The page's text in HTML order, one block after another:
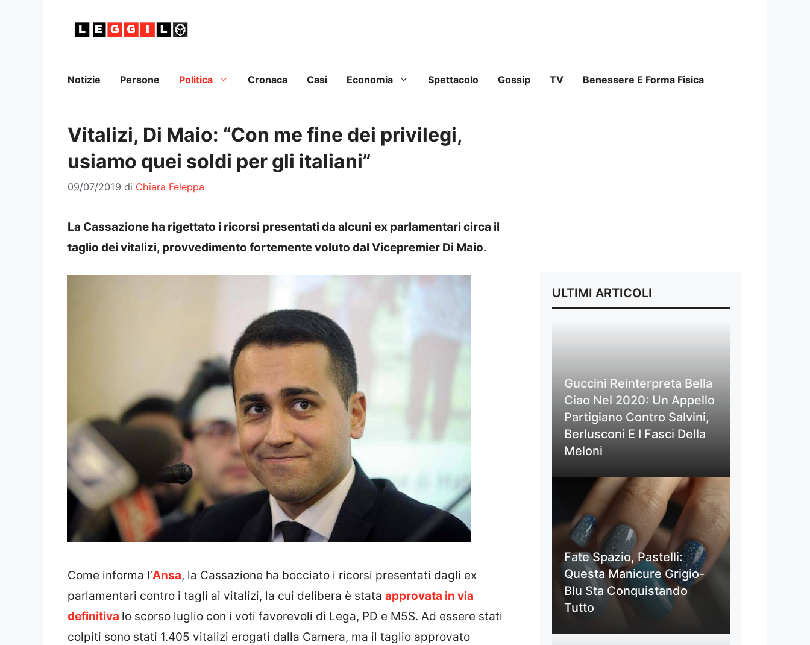
Notizie Persone Politica Cronaca Casi Economia Spettacolo Gossip TV Benessere E Forma Fisica
Vitalizi, Di Maio: “Con me fine dei privilegi,
usiamo quei soldi per gli italiani”
09/07/2019 di Chiara Feleppa
La Cassazione ha rigettato i ricorsi presentati da alcuni ex parlamentari circa il
taglio dei vitalizi, provvedimento fortemente voluto dal Vicepremier Di Maio.
Come informa l’Ansa, la Cassazione ha bocciato i ricorsi presentati dagli ex
parlamentari contro i tagli ai vitalizi, la cui delibera è stata approvata in via
definitiva lo scorso luglio con i voti favorevoli di Lega, PD e M5S. Ad essere stati
colpiti sono stati 1.405 vitalizi erogati dalla Camera, ma il taglio approvato
ULTIMI ARTICOLI
Guccini Reinterpreta Bella
Ciao Nel 2020: Un Appello
Partigiano Contro Salvini,
Berlusconi E I Fasci Della
Meloni
Fate Spazio, Pastelli:
Questa Manicure Grigio-
Blu Sta Conquistando
Tutto